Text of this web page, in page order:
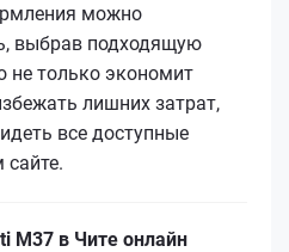
можно
выбрав подходящую
не только экономит
лишних затрат,
все доступные
M37 в Чите онлайн